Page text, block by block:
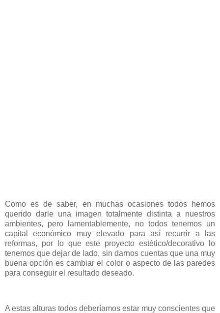
Como es de saber, en muchas ocasiones todos hemos
querido darle una imagen totalmente distinta a nuestros
ambientes, pero lamentablemente, no todos tenemos un
capital económico muy elevado para así recurrir a las
reformas, por lo que este proyecto estético/decorativo lo
tenemos que dejar de lado, sin darnos cuentas que una muy
buena opción es cambiar el color o aspecto de las paredes
para conseguir el resultado deseado.
A estas alturas todos deberíamos estar muy conscientes que